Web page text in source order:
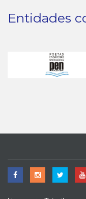
Entidades